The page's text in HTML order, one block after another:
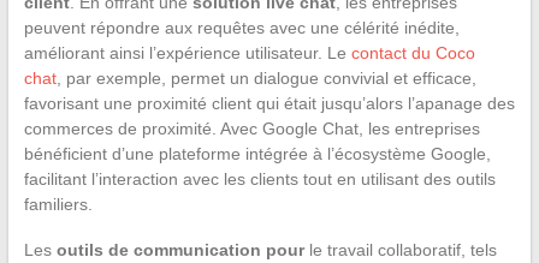
peuvent répondre aux requêtes avec une célérité inédite,
améliorant ainsi l’expérience utilisateur. Le contact du Coco
chat, par exemple, permet un dialogue convivial et efficace,
favorisant une proximité client qui était jusqu’alors l’apanage des
commerces de proximité. Avec Google Chat, les entreprises
bénéficient d’une plateforme intégrée à l’écosystème Google,
facilitant l’interaction avec les clients tout en utilisant des outils
familiers.
Les outils de communication pourle travail collaboratif, tels